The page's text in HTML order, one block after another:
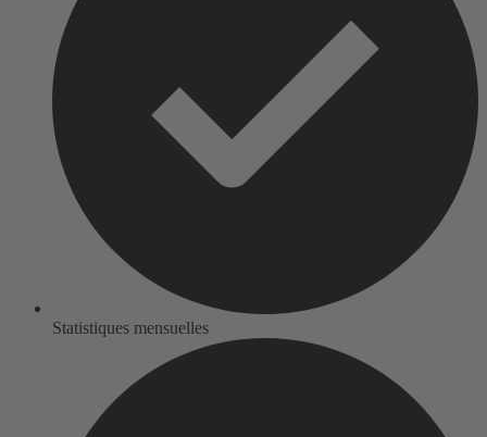
Statistiques mensuelles